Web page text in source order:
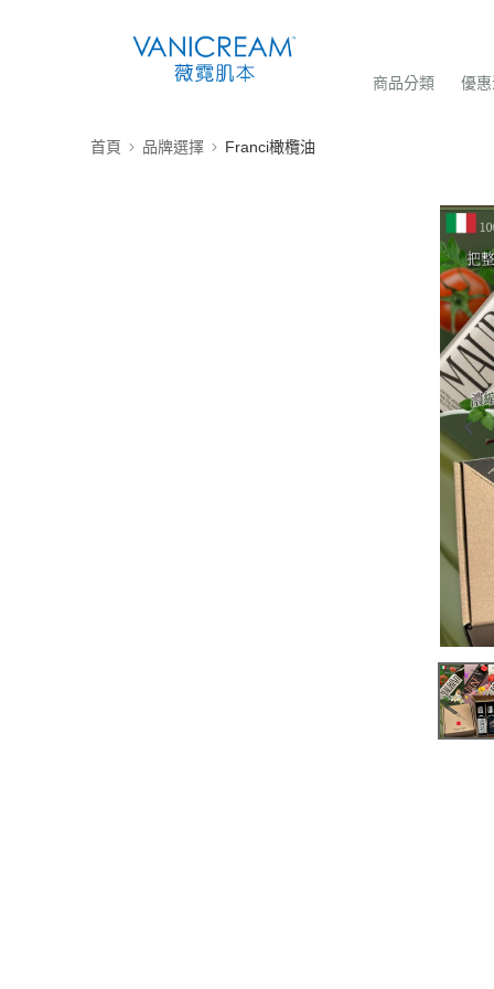
商品分類 優
首頁 品牌選擇 Franci橄欖油